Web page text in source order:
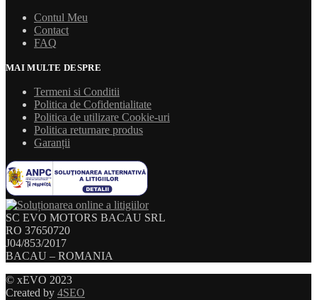
Contul Meu
Contact
FAQ
MAI MULTE DESPRE
Termeni si Conditii
Politica de Cofidentialitate
Politica de utilizare Cookie-uri
Politica returnare produs
Garanții
SC EVO MOTORS BACAU SRL
RO 37650720
J04/853/2017
BACAU – ROMANIA
© xEVO 2023
Created by 4SEO